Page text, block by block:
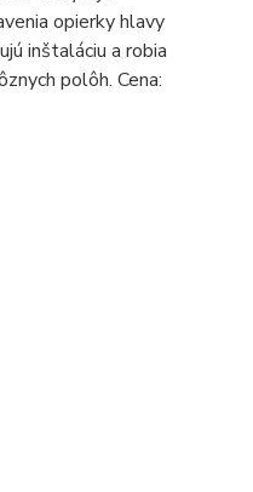
opierky hlavy
inštaláciu a robia
polôh. Cena: